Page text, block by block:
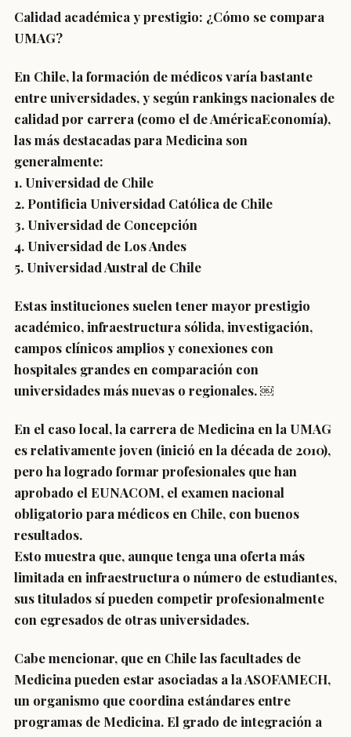
Calidad académica y prestigio: ¿Cómo se compara
UMAG?
En Chile, la formación de médicos varía bastante
entre universidades, y según rankings nacionales de
calidad por carrera (como el de AméricaEconomía),
las más destacadas para Medicina son
generalmente:
1. Universidad de Chile
2. Pontificia Universidad Católica de Chile
3. Universidad de Concepción
4. Universidad de Los Andes
5. Universidad Austral de Chile
Estas instituciones suelen tener mayor prestigio
académico, infraestructura sólida, investigación,
campos clínicos amplios y conexiones con
hospitales grandes en comparación con
universidades más nuevas o regionales. ￼
En el caso local, la carrera de Medicina en la UMAG
es relativamente joven (inició en la década de 2010),
pero ha logrado formar profesionales que han
aprobado el EUNACOM, el examen nacional
obligatorio para médicos en Chile, con buenos
resultados.
Esto muestra que, aunque tenga una oferta más
limitada en infraestructura o número de estudiantes,
sus titulados sí pueden competir profesionalmente
con egresados de otras universidades.
Cabe mencionar, que en Chile las facultades de
Medicina pueden estar asociadas a la ASOFAMECH,
un organismo que coordina estándares entre
programas de Medicina. El grado de integración a